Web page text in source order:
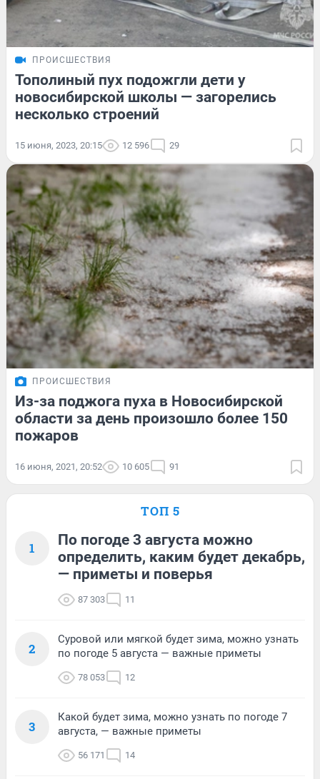
ПРОИСШЕСТВИЯ
Тополиный пух подожгли дети у
новосибирской школы — загорелись
несколько строений
15 июня, 2023, 20:15 12 596 29
ПРОИСШЕСТВИЯ
Из-за поджога пуха в Новосибирской
области за день произошло более 150
пожаров
16 июня, 2021, 20:52 10 605 91
ТОП 5
1
По погоде 3 августа можно
определить, каким будет декабрь,
— приметы и поверья
87 303 11
2
Суровой или мягкой будет зима, можно узнать
по погоде 5 августа — важные приметы
78 053 12
3
Какой будет зима, можно узнать по погоде 7
августа, — важные приметы
56 171 14